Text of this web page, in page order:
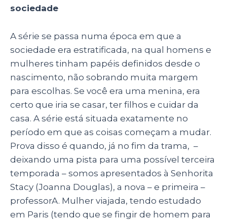
sociedade
A série se passa numa época em que a
sociedade era estratificada, na qual homens e
mulheres tinham papéis definidos desde o
nascimento, não sobrando muita margem
para escolhas. Se você era uma menina, era
certo que iria se casar, ter filhos e cuidar da
casa. A série está situada exatamente no
período em que as coisas começam a mudar.
Prova disso é quando, já no fim da trama, –
deixando uma pista para uma possível terceira
temporada – somos apresentados à Senhorita
Stacy (Joanna Douglas), a nova – e primeira –
professorA. Mulher viajada, tendo estudado
em Paris (tendo que se fingir de homem para